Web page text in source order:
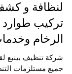
لنظافة و
تركيب
الرخام
شركة تنظيف بينبع
جميع مستلزمات